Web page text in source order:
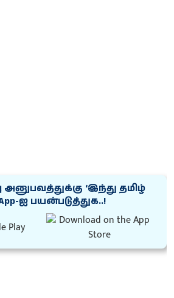
அனுபவத்துக்கு ‘இந்து தமிழ்
ஐ பயன்படுத்துக..!